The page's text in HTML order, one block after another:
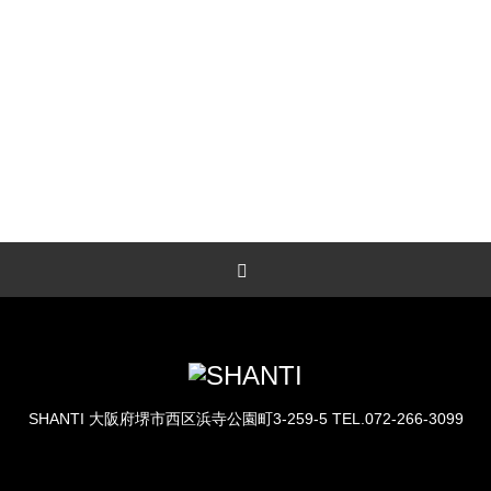
SHANTI 大阪府堺市西区浜寺公園町3-259-5 TEL.072-266-3099